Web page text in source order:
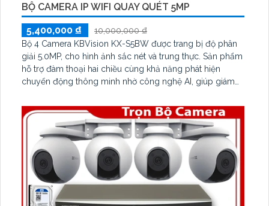
BỘ CAMERA IP WIFI QUAY QUÉT 5MP
5,400,000 ₫
10,000,000 ₫
Bộ 4 Camera KBVision KX-S5BW được trang bị độ phân
giải 5.0MP, cho hình ảnh sắc nét và trung thực. Sản phẩm
hỗ trợ đàm thoại hai chiều cùng khả năng phát hiện
chuyển động thông minh nhờ công nghệ AI, giúp giám
IP66 và khả năng quản lý từ xa qua ứng dụng KBVIEW
Plus, KBiVMS, KBVMS Lite